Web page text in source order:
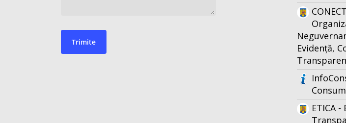
Evidență,
ETICA -